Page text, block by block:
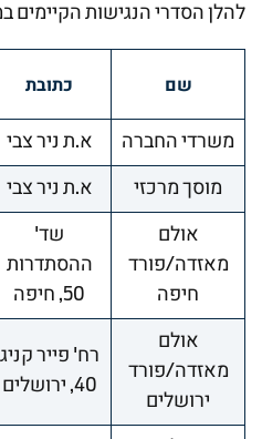
להלן הסדרי הנגישות הקיימים
שם כתובת
משרדי החברה א.ת ניר צבי
מוסך מרכזי א.ת ניר צבי
אולם
מאזדה/פורד
חיפה
שד'
ההסתדרות
50, חיפה
אולם
מאזדה/פורד
ירושלים
רח' פייר קניג
40, ירושלים